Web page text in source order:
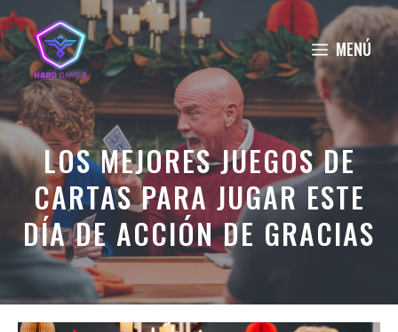
Saltar
al
contenido
MENÚ
LOS MEJORES JUEGOS DE
CARTAS PARA JUGAR ESTE
DÍA DE ACCIÓN DE GRACIAS